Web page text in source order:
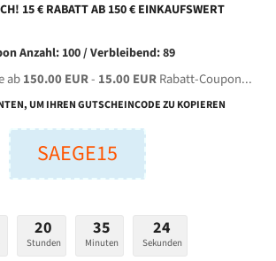
DI für 5920 mm Bi-Metall
Breite (mm):
15 € RABATT AB 150 € EINKAUFSWERT
Anzahl: 100 / Verbleibend: 89
ab150.00 EUR- 15.00 EURRabatt-Coupon...
UM IHREN GUTSCHEINCODE ZU KOPIEREN
SAEGE15
20
Stunden
35
Minuten
23
Sekunden